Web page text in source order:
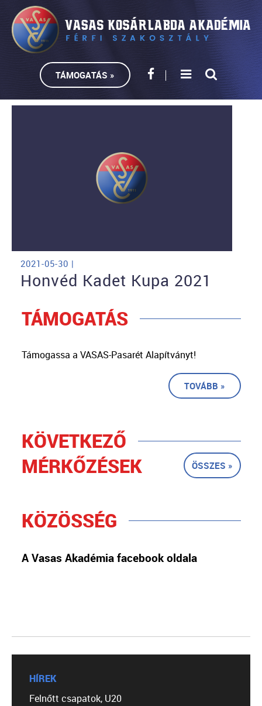
TÁMOGATÁS »
2021-05-30 |
Honvéd Kadet Kupa 2021
TÁMOGATÁS
Támogassa a VASAS-Pasarét Alapítványt!
TOVÁBB »
KÖVETKEZŐ
MÉRKŐZÉSEK
ÖSSZES »
KÖZÖSSÉG
A Vasas Akadémia facebook oldala
HÍREK
Felnőtt csapatok, U20